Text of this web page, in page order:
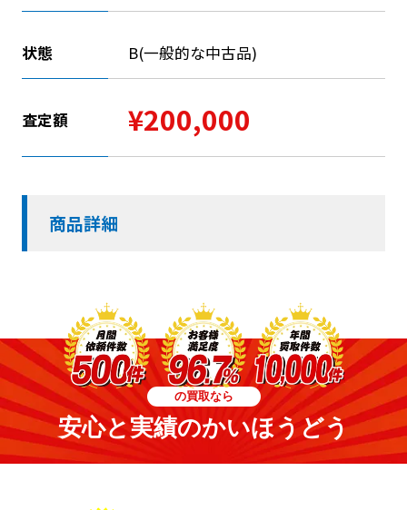
状態 B(一般的な中古品)
査定額 ¥200,000
商品詳細
の買取なら
安心と実績のかいほうどう